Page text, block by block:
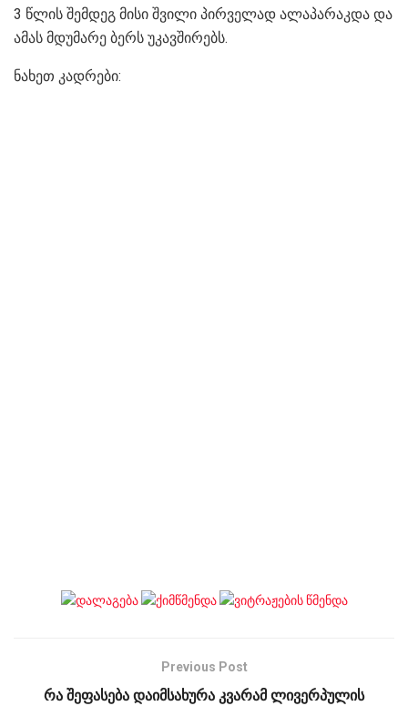
3 წლის შემდეგ მისი შვილი პირველად ალაპარაკდა და
ამას მდუმარე ბერს უკავშირებს.
ნახეთ კადრები:
Previous Post
რა შეფასება დაიმსახურა კვარამ ლივერპულის